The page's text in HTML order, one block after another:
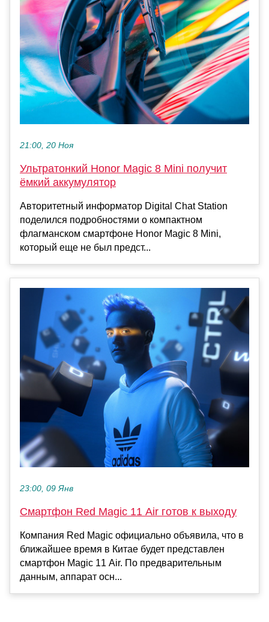
21:00, 20 Ноя
Ультратонкий Honor Magic 8 Mini получит
ёмкий аккумулятор
Авторитетный информатор Digital Chat Station
поделился подробностями о компактном
флагманском смартфоне Honor Magic 8 Mini,
который еще не был предст...
23:00, 09 Янв
Смартфон Red Magic 11 Air готов к выходу
Компания Red Magic официально объявила, что в
ближайшее время в Китае будет представлен
смартфон Magic 11 Air. По предварительным
данным, аппарат осн...